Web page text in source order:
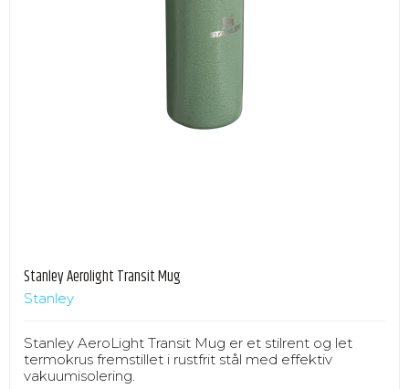
Stanley Aerolight Transit Mug
Stanley
Stanley AeroLight Transit Mug er et stilrent og let
termokrus fremstillet i rustfrit stål med effektiv
vakuumisolering.